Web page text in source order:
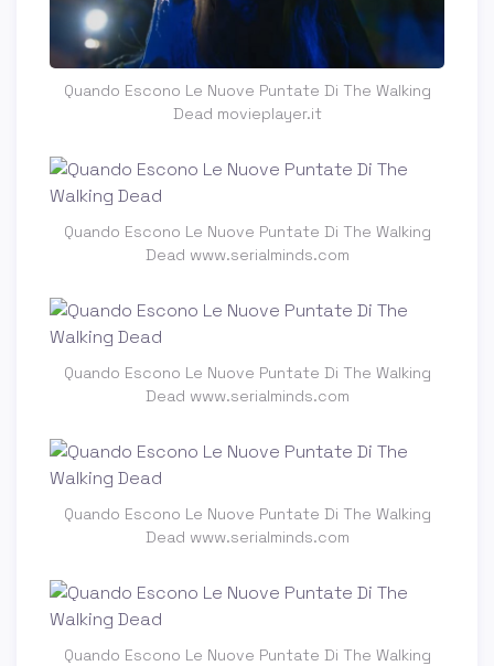
Quando Escono Le Nuove Puntate Di The Walking
Dead movieplayer.it
Quando Escono Le Nuove Puntate Di The Walking
Dead www.serialminds.com
Quando Escono Le Nuove Puntate Di The Walking
Dead www.serialminds.com
Quando Escono Le Nuove Puntate Di The Walking
Dead www.serialminds.com
Quando Escono Le Nuove Puntate Di The Walking